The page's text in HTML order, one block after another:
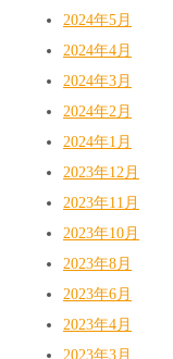
2024年5月
2024年4月
2024年3月
2024年2月
2024年1月
2023年12月
2023年11月
2023年10月
2023年8月
2023年6月
2023年4月
2023年3月